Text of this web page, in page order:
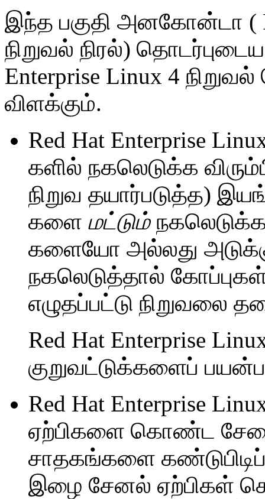
இந்த பகுதி அனகோன்டா (
நிறுவல் நிரல்)
Enterprise Linux 4
விளக்கும்.
Red Hat Enterprise
களில் நகலெடுக்க
நிறுவ தயார்படுத்த)
களை மட்டும்
களையோ அல்லது
நகலெடுத்தால்
எழுதப்பட்டு நிறுவலை
Red Hat Enterprise
குறுவட்டுக்களைப்
Red Hat Enterprise
ஏற்பிகளை கொண்ட
சாதகங்களை
இழை சேனல் ஏற்பிகள்